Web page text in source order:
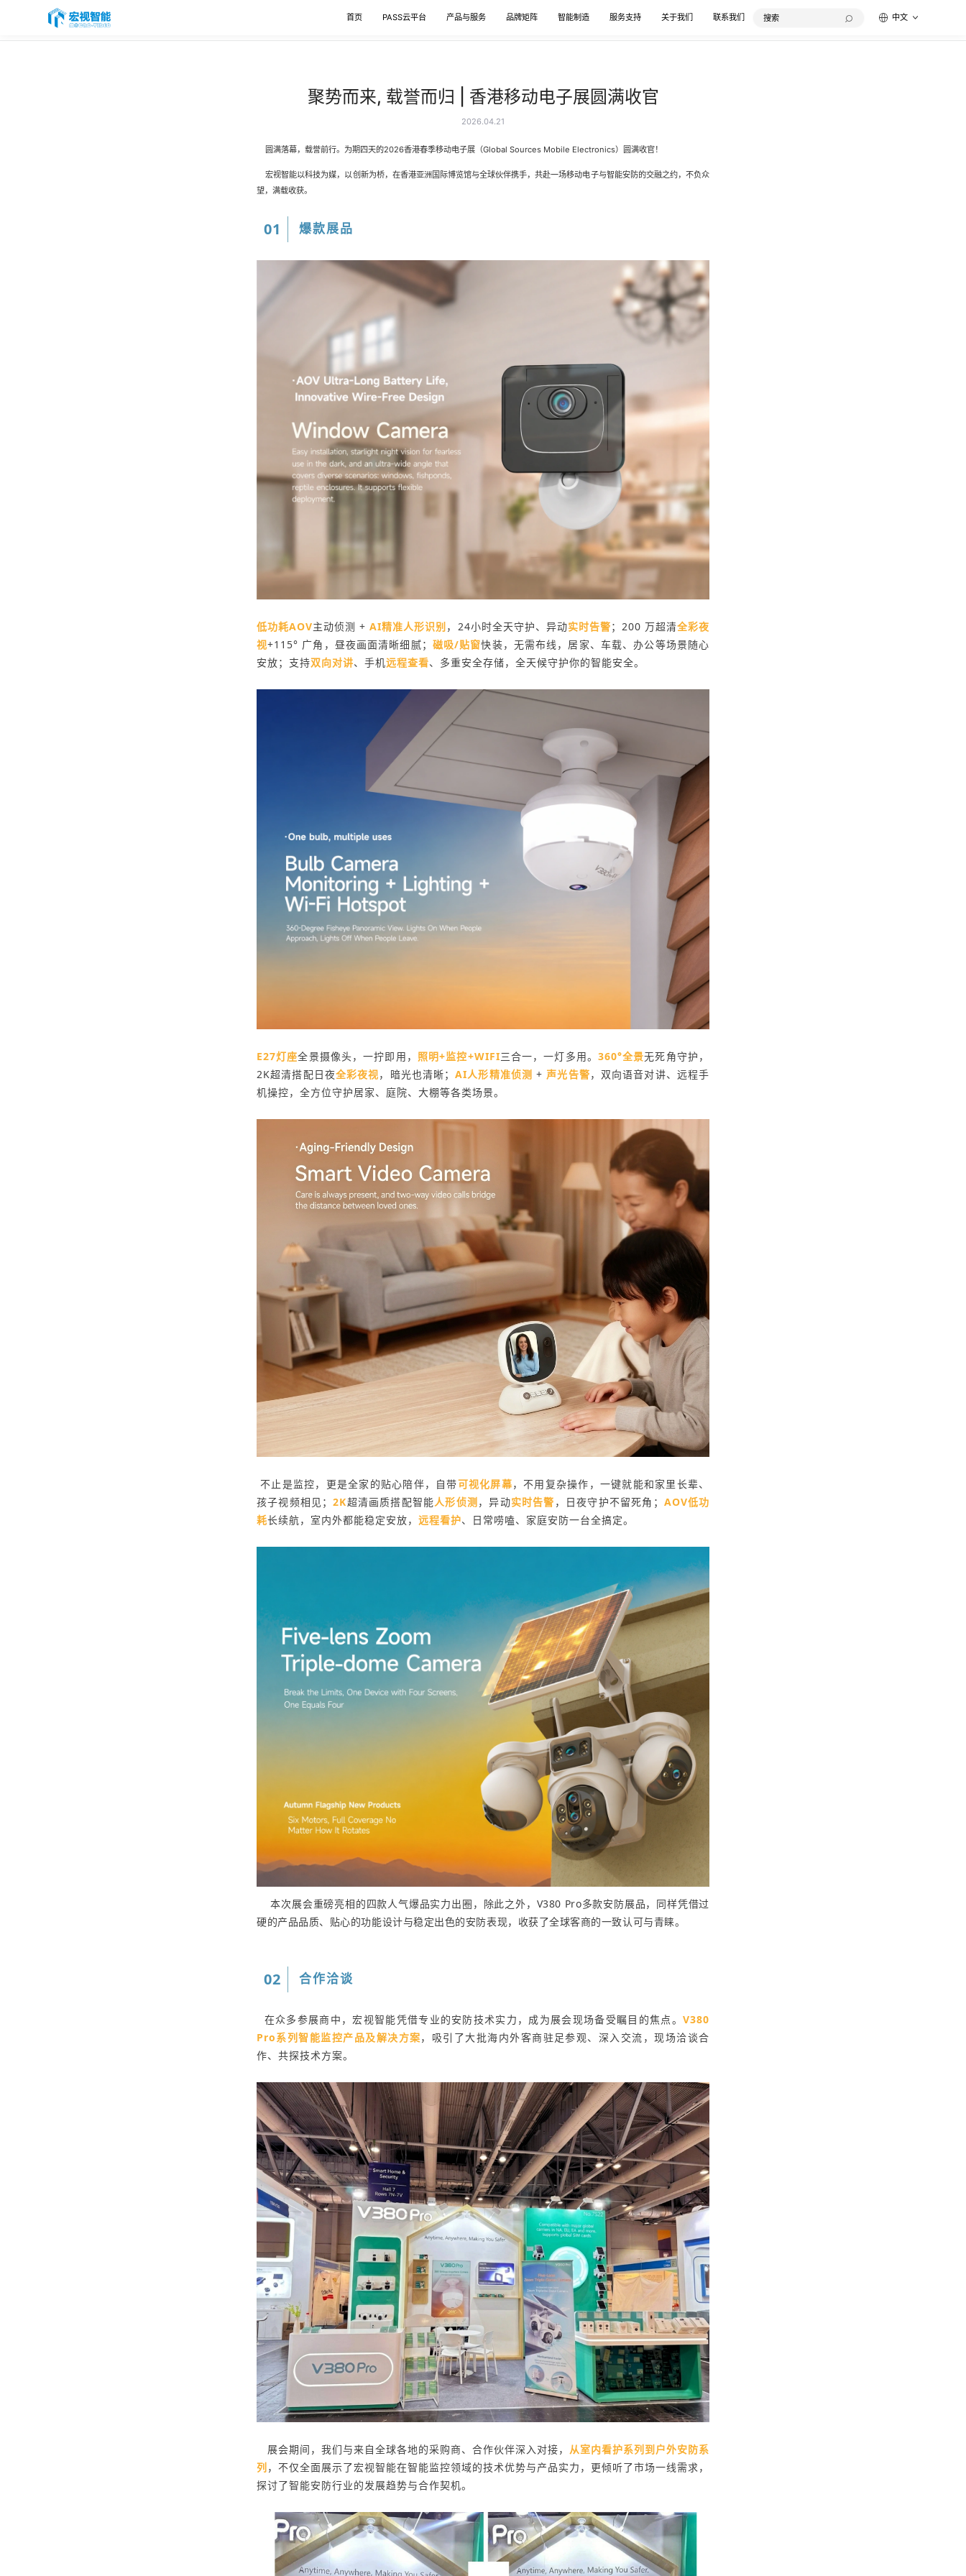
首页 PASS云平台 产品与服务 品牌矩阵 智能制造 服务支持 关于我们 联系我们
首页
中文
聚势而来, 载誉而归 | 香港移动电子展圆满收官
2026.04.21
圆满落幕，载誉前行。为期四天的2026香港春季移动电子展（Global Sources Mobile Electronics）圆满收官！
宏视智能以科技为媒，以创新为桥，在香港亚洲国际博览馆与全球伙伴携手，共赴一场移动电子与智能安防的交融之约，不负众
望，满载收获。
01 爆款展品
低功耗AOV主动侦测 + AI精准人形识别 ，24小时全天守护、异动实时告警；200 万超清全彩夜
视+115° 广角，昼夜画面清晰细腻； 磁吸/贴窗快装，无需布线，居家、车载、办公等场景随心
安放；支持双向对讲、手机远程查看、多重安全存储，全天候守护你的智能安全。
E27灯座全景摄像头，一拧即用， 照明+监控+WIFI三合一，一灯多用。 360°全景无死角守护，
2K超清搭配日夜全彩夜视，暗光也清晰；AI人形精准侦测 + 声光告警，双向语音对讲、远程手
机操控，全方位守护居家、庭院、大棚等各类场景。
不止是监控，更是全家的贴心陪伴，自带可视化屏幕，不用复杂操作，一键就能和家里长辈、
孩子视频相见；2K超清画质搭配智能人形侦测 ，异动实时告警 ，日夜守护不留死角； AOV低功
耗长续航，室内外都能稳定安放， 远程看护、日常唠嗑、家庭安防一台全搞定。
本次展会重磅亮相的四款人气爆品实力出圈，除此之外，V380 Pro多款安防展品，同样凭借过
硬的产品品质、贴心的功能设计与稳定出色的安防表现，收获了全球客商的一致认可与青睐。
02 合作洽谈
在众多参展商中，宏视智能凭借专业的安防技术实力，成为展会现场备受瞩目的焦点。 V380
Pro系列智能监控产品及解决方案，吸引了大批海内外客商驻足参观、深入交流，现场洽谈合
作、共探技术方案。
展会期间，我们与来自全球各地的采购商、合作伙伴深入对接， 从室内看护系列到户外安防系
列，不仅全面展示了宏视智能在智能监控领域的技术优势与产品实力，更倾听了市场一线需求，
探讨了智能安防行业的发展趋势与合作契机。